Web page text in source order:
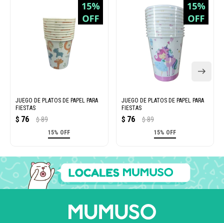
JUEGO DE PLATOS DE PAPEL PARA
FIESTAS
$ 76 $ 89
15% OFF
JUEGO DE PLATOS DE PAPEL PARA
FIESTAS
$ 76 $ 89
15% OFF